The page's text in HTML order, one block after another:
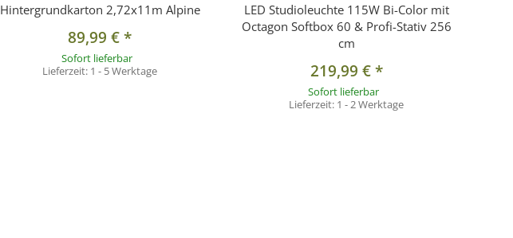
Hintergrundkarton 2,72x11m Alpine
89,99 €*
Sofort lieferbar
Lieferzeit: 1 - 5 Werktage
LED Studioleuchte 115W Bi-Color mit
Octagon Softbox 60 & Profi-Stativ 256
cm
219,99 €*
Sofort lieferbar
Lieferzeit: 1 - 2 Werktage